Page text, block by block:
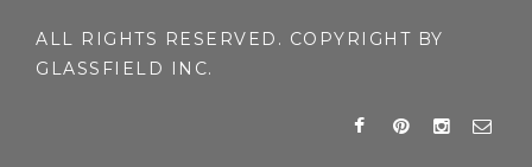
ALL RIGHTS RESERVED. COPYRIGHT BY
GLASSFIELD INC.